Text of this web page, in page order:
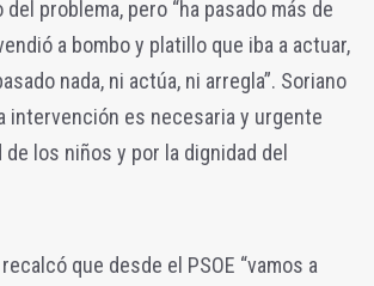
problema, pero “ha pasado más de
a bombo y platillo que iba a actuar,
nada, ni actúa, ni arregla”. Soriano
intervención es necesaria y urgente
de los niños y por la dignidad del
que desde el PSOE “vamos a